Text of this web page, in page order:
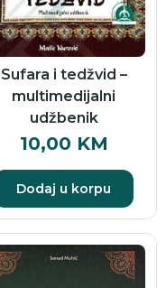
Sufara i tedžvid –
multimedijalni
udžbenik
10,00 KM
Dodaj u korpu